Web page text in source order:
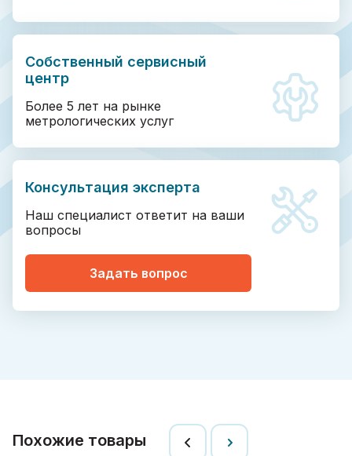
Собственный сервисный
центр
Более 5 лет на рынке
метрологических услуг
Консультация эксперта
Наш специалист ответит на ваши
вопросы
Задать вопрос
Похожие товары